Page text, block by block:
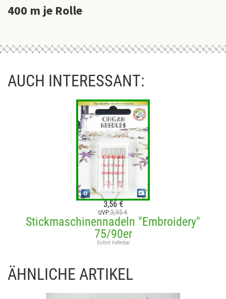
400 m je Rolle
AUCH INTERESSANT:
3,56 €
UVP:3,95 €
Stickmaschinennadeln "Embroidery"
75/90er
Sofort lieferbar
ÄHNLICHE ARTIKEL